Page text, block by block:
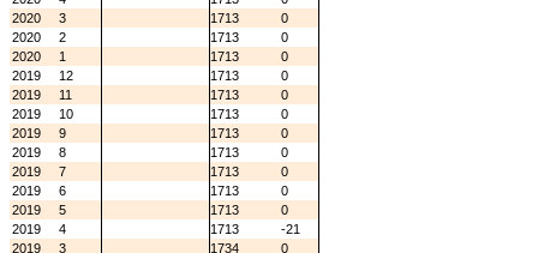
2020
3 1713
0
2020
2 1713
0
2020
1 1713
0
2019
12 1713
0
2019
11 1713
0
2019
10 1713
0
2019
9 1713
0
2019
8 1713
0
2019
7 1713
0
2019
6 1713
0
2019
5 1713
0
2019
4 1713
-21
2019
3 1734
0